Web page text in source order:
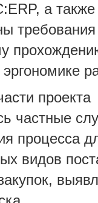
а
требования
проекта
частные
процесса
видов